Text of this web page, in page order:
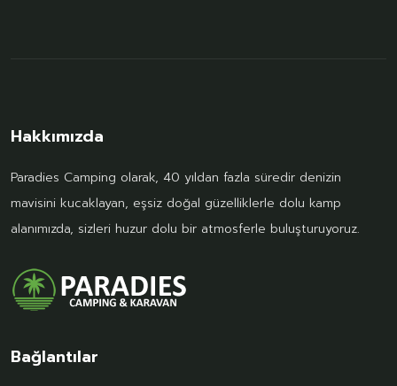
Hakkımızda
Paradies Camping olarak, 40 yıldan fazla süredir denizin
mavisini kucaklayan, eşsiz doğal güzelliklerle dolu kamp
alanımızda, sizleri huzur dolu bir atmosferle buluşturuyoruz.
Bağlantılar